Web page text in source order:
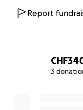
3
suivants:
Activités
couture,
Report